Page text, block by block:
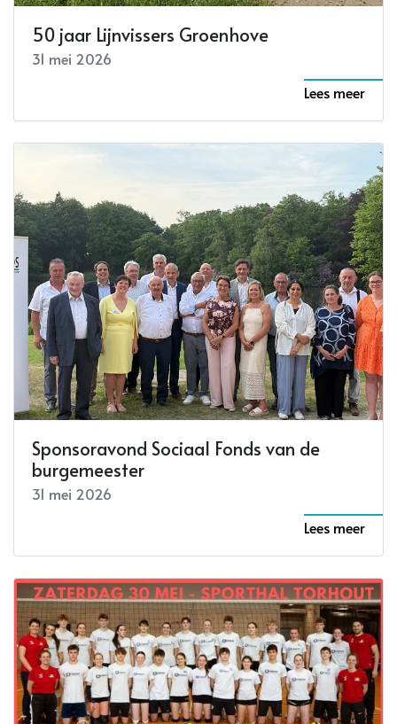
50 jaar Lijnvissers Groenhove
31 mei 2026
Lees meer
Sponsoravond Sociaal Fonds van de
burgemeester
31 mei 2026
Lees meer